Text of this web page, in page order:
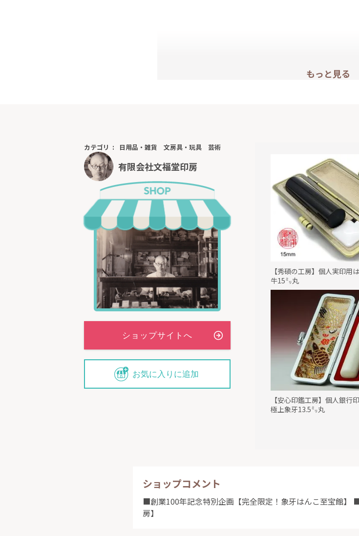
もっと見る
カテゴリ 日用品・雑貨 文房具・玩具 芸術
有限会社文福堂印房
お気に入りに追加
【秀碩の工房】個人実印用
牛15㍉丸
【安心印鑑工房】個人銀行
極上象牙13.5㍉丸
ショップコメント
■創業100年記念特別企画【完全限定！象牙はんこ至宝館】
房】